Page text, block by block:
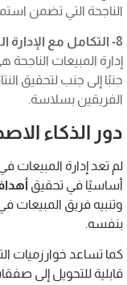
الناجحة التي تضمن
8- التكامل مع الإدارة التسويقية:
إدارة المبيعات
جنبًا إلى جنب لتحقيق
الفريقين بسلاسة.
دور الذكاء
أساسيًا في تحقيق
وتنبيه فريق المبيعات
بنفسه.
كما تساعد خوارزميات
قابلية للتحويل إلى